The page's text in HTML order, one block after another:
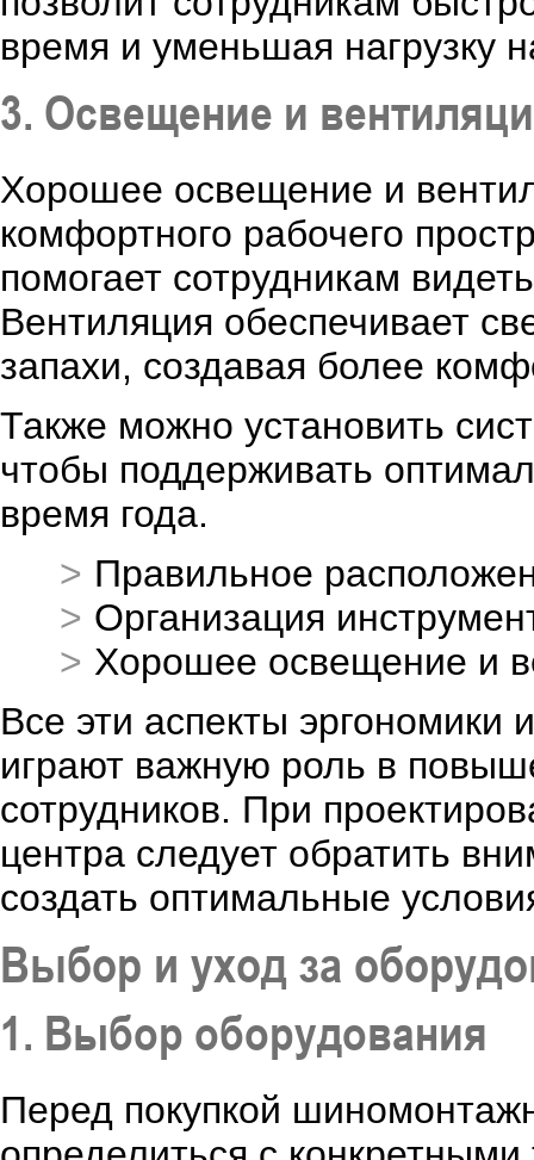
время и уменьшая нагрузку
3. Освещение и
Хорошее освещение и
комфортного рабочего
помогает сотрудникам
Вентиляция обеспечивает
запахи, создавая более
Также можно установить
чтобы поддерживать
время года.
Правильное
Организация
Хорошее освещение и
Все эти аспекты эргономики
играют важную роль в
сотрудников. При
центра следует обратить
создать оптимальные
Выбор и уход за
1. Выбор оборудования
Перед покупкой